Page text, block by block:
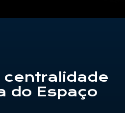
centralidade
do Espaço